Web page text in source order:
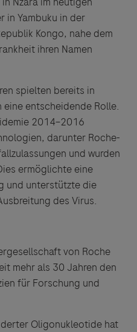
in Yambuku in der
Kongo, nahe dem
ihren Namen
spielten bereits in
entscheidende Rolle.
2014–2016
darunter Roche-
und wurden
ermöglichte eine
und unterstützte die
des Virus.
von Roche
mehr als 30 Jahren den
für Forschung und
Oligonukleotide hat